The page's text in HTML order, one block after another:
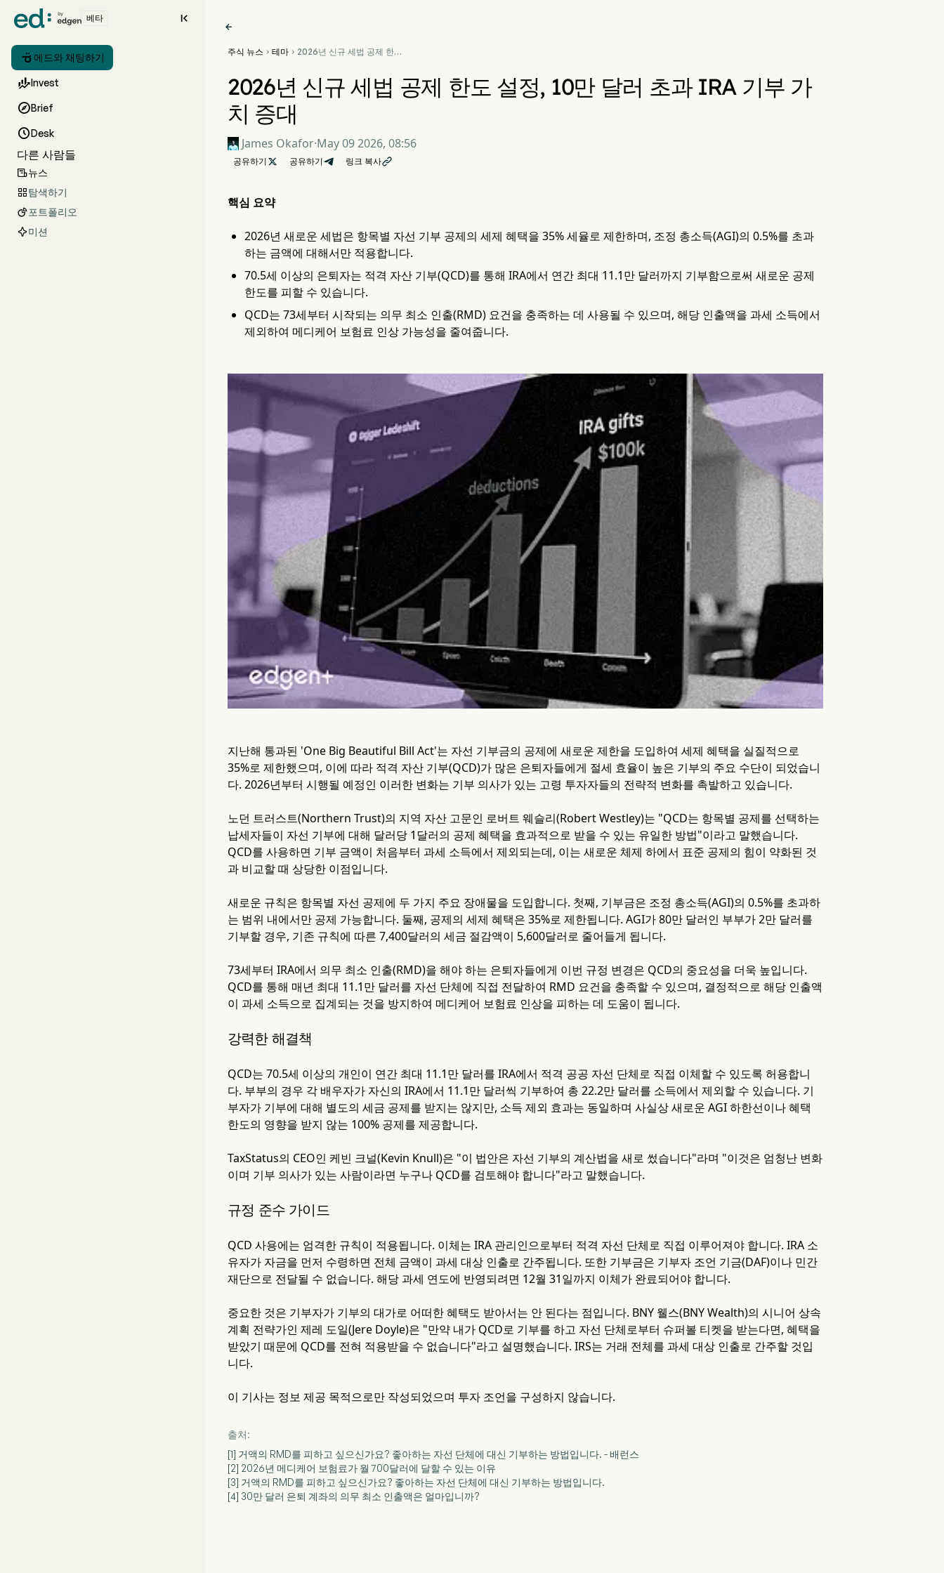
베타 
 에드와 채팅하기
Invest
Brief
Desk
다른 사람들
뉴스
탐색하기
포트폴리오
미션

주식 뉴스  테마  2026년 신규 세법 공제 한도
2026년 신규 세법 공제 한도 설정, 10만 달러 초과 IRA 기부 가
치 증대
James Okafor·May 09 2026, 08:56
공유하기  공유하기 링크 복사
핵심 요약
2026년 새로운 세법은 항목별 자선 기부 공제의 세제 혜택을 35% 세율로 제한하며, 조정 총소득(AGI)의 0.5%를 초과
하는 금액에 대해서만 적용합니다.
70.5세 이상의 은퇴자는 적격 자산 기부(QCD)를 통해 IRA에서 연간 최대 11.1만 달러까지 기부함으로써 새로운 공제
한도를 피할 수 있습니다.
QCD는 73세부터 시작되는 의무 최소 인출(RMD) 요건을 충족하는 데 사용될 수 있으며, 해당 인출액을 과세 소득에서
제외하여 메디케어 보험료 인상 가능성을 줄여줍니다.
지난해 통과된 'One Big Beautiful Bill Act'는 자선 기부금의 공제에 새로운 제한을 도입하여 세제 혜택을 실질적으로
35%로 제한했으며, 이에 따라 적격 자산 기부(QCD)가 많은 은퇴자들에게 절세 효율이 높은 기부의 주요 수단이 되었습니
다. 2026년부터 시행될 예정인 이러한 변화는 기부 의사가 있는 고령 투자자들의 전략적 변화를 촉발하고 있습니다.
노던 트러스트(Northern Trust)의 지역 자산 고문인 로버트 웨슬리(Robert Westley)는 "QCD는 항목별 공제를 선택하는
납세자들이 자선 기부에 대해 달러당 1달러의 공제 혜택을 효과적으로 받을 수 있는 유일한 방법"이라고 말했습니다.
QCD를 사용하면 기부 금액이 처음부터 과세 소득에서 제외되는데, 이는 새로운 체제 하에서 표준 공제의 힘이 약화된 것
과 비교할 때 상당한 이점입니다.
새로운 규칙은 항목별 자선 공제에 두 가지 주요 장애물을 도입합니다. 첫째, 기부금은 조정 총소득(AGI)의 0.5%를 초과하
는 범위 내에서만 공제 가능합니다. 둘째, 공제의 세제 혜택은 35%로 제한됩니다. AGI가 80만 달러인 부부가 2만 달러를
기부할 경우, 기존 규칙에 따른 7,400달러의 세금 절감액이 5,600달러로 줄어들게 됩니다.
73세부터 IRA에서 의무 최소 인출(RMD)을 해야 하는 은퇴자들에게 이번 규정 변경은 QCD의 중요성을 더욱 높입니다.
QCD를 통해 매년 최대 11.1만 달러를 자선 단체에 직접 전달하여 RMD 요건을 충족할 수 있으며, 결정적으로 해당 인출액
이 과세 소득으로 집계되는 것을 방지하여 메디케어 보험료 인상을 피하는 데 도움이 됩니다.
강력한 해결책
QCD는 70.5세 이상의 개인이 연간 최대 11.1만 달러를 IRA에서 적격 공공 자선 단체로 직접 이체할 수 있도록 허용합니
다. 부부의 경우 각 배우자가 자신의 IRA에서 11.1만 달러씩 기부하여 총 22.2만 달러를 소득에서 제외할 수 있습니다. 기
부자가 기부에 대해 별도의 세금 공제를 받지는 않지만, 소득 제외 효과는 동일하며 사실상 새로운 AGI 하한선이나 혜택
한도의 영향을 받지 않는 100% 공제를 제공합니다.
TaxStatus의 CEO인 케빈 크널(Kevin Knull)은 "이 법안은 자선 기부의 계산법을 새로 썼습니다"라며 "이것은 엄청난 변화
이며 기부 의사가 있는 사람이라면 누구나 QCD를 검토해야 합니다"라고 말했습니다.
규정 준수 가이드
QCD 사용에는 엄격한 규칙이 적용됩니다. 이체는 IRA 관리인으로부터 적격 자선 단체로 직접 이루어져야 합니다. IRA 소
유자가 자금을 먼저 수령하면 전체 금액이 과세 대상 인출로 간주됩니다. 또한 기부금은 기부자 조언 기금(DAF)이나 민간
재단으로 전달될 수 없습니다. 해당 과세 연도에 반영되려면 12월 31일까지 이체가 완료되어야 합니다.
중요한 것은 기부자가 기부의 대가로 어떠한 혜택도 받아서는 안 된다는 점입니다. BNY 웰스(BNY Wealth)의 시니어 상속
계획 전략가인 제레 도일(Jere Doyle)은 "만약 내가 QCD로 기부를 하고 자선 단체로부터 슈퍼볼 티켓을 받는다면, 혜택을
받았기 때문에 QCD를 전혀 적용받을 수 없습니다"라고 설명했습니다. IRS는 거래 전체를 과세 대상 인출로 간주할 것입
니다.
이 기사는 정보 제공 목적으로만 작성되었으며 투자 조언을 구성하지 않습니다.
출처:
[1] 거액의 RMD를 피하고 싶으신가요? 좋아하는 자선 단체에 대신 기부하는 방법입니다. - 배런스
[2] 2026년 메디케어 보험료가 월 700달러에 달할 수 있는 이유
[3] 거액의 RMD를 피하고 싶으신가요? 좋아하는 자선 단체에 대신 기부하는 방법입니다.
[4] 30만 달러 은퇴 계좌의 의무 최소 인출액은 얼마입니까?